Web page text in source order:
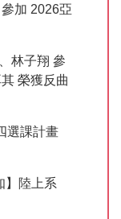
加 2026亞
林子翔 參
榮獲反曲
選課計畫
】陸上系